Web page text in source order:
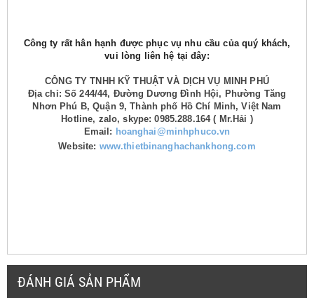
Công ty rất hân hạnh được phục vụ nhu cầu của quý khách,
vui lòng liên hệ tại đây:
CÔNG TY TNHH KỸ THUẬT VÀ DỊCH VỤ MINH PHÚ
Địa chỉ: Số 244/44, Đường Dương Đình Hội, Phường Tăng
Nhơn Phú B, Quận 9, Thành phố Hồ Chí Minh, Việt Nam
Hotline, zalo, skype: 0985.288.164 ( Mr.Hải )
Email: hoanghai@minhphuco.vn
Website: www.thietbinanghachankhong.com
ĐÁNH GIÁ SẢN PHẨM